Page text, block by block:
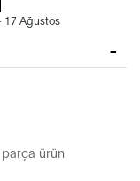
17 Ağustos
ürün